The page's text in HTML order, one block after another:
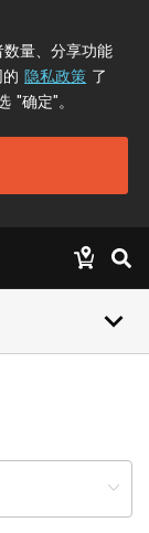
数量、分享功能
隐私政策 了
"确定"。
keyboard_arrow_down